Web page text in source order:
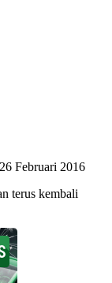
Februari 2016
terus kembali